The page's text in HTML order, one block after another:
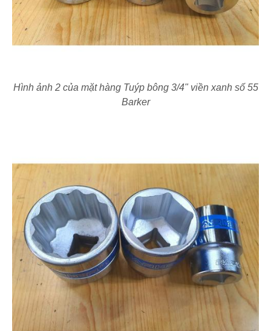
Hình ảnh 2 của mặt hàng Tuýp bông 3/4" viền xanh số 55
Barker